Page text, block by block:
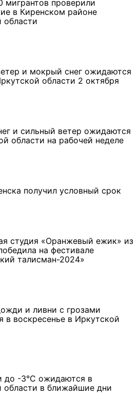
мигрантов проверили
в Киренском районе
области
и мокрый снег ожидаются
области 2 октября
и сильный ветер ожидаются
области на рабочей неделе
получил условный срок
студия «Оранжевый ежик» из
на фестивале
талисман-2024»
и ливни с грозами
в воскресенье в Иркутской
до -3°С ожидаются в
области в ближайшие дни